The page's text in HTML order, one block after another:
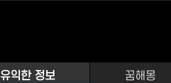
유익한 정보 꿈해몽